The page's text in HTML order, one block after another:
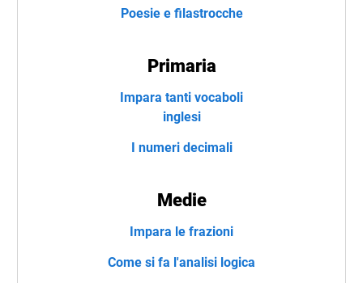
Poesie e filastrocche
Primaria
Impara tanti vocaboli
inglesi
I numeri decimali
Medie
Impara le frazioni
Come si fa l'analisi logica